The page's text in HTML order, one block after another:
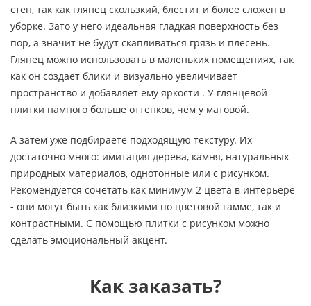
стен, так как глянец скользкий, блестит и более сложен в
уборке. Зато у него идеальная гладкая поверхность без
пор, а значит не будут скапливаться грязь и плесень.
Глянец можно использовать в маленьких помещениях, так
как он создает блики и визуально увеличивает
пространство и добавляет ему яркости . У глянцевой
плитки намного больше оттенков, чем у матовой.
А затем уже подбираете подходящую текстуру. Их
достаточно много: имитация дерева, камня, натуральных
природных материалов, однотонные или с рисунком.
Рекомендуется сочетать как минимум 2 цвета в интерьере
- они могут быть как близкими по цветовой гамме, так и
контрастными. С помощью плитки с рисунком можно
сделать эмоциональный акцент.
Как заказать?